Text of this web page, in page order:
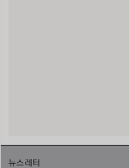
뉴스레터